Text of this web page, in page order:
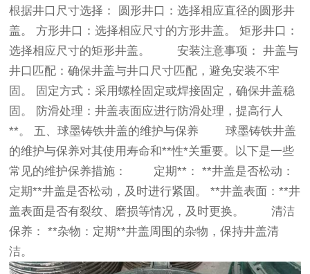
根据井口尺寸选择： 圆形井口：选择相应直径的圆形井
盖。 方形井口：选择相应尺寸的方形井盖。 矩形井口：
选择相应尺寸的矩形井盖。 安装注意事项： 井盖与
井口匹配：确保井盖与井口尺寸匹配，避免安装不牢
固。 固定方式：采用螺栓固定或焊接固定，确保井盖稳
固。 防滑处理：井盖表面应进行防滑处理，提高行人
**。 五、球墨铸铁井盖的维护与保养 球墨铸铁井盖
的维护与保养对其使用寿命和**性*关重要。以下是一些
常见的维护保养措施： 定期**： **井盖是否松动：
定期**井盖是否松动，及时进行紧固。 **井盖表面：**井
盖表面是否有裂纹、磨损等情况，及时更换。 清洁
保养： **杂物：定期**井盖周围的杂物，保持井盖清
洁。